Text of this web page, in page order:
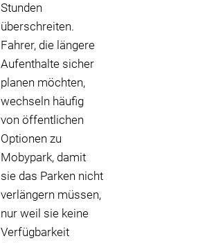
Stunden
überschreiten.
Fahrer, die längere
Aufenthalte sicher
planen möchten,
wechseln häufig
von öffentlichen
Optionen zu
Mobypark, damit
sie das Parken nicht
verlängern müssen,
nur weil sie keine
Verfügbarkeit